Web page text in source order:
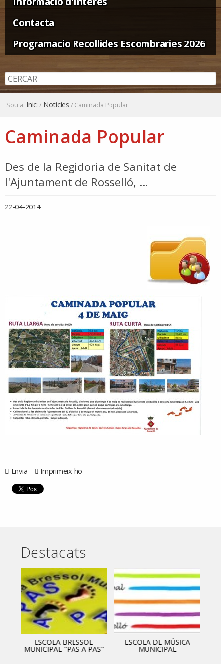
Contacta
Programacio Recollides Escombraries 2026
Sou a: Inici / Notícies / Caminada Popular
Caminada Popular
Des de la Regidoria de Sanitat de
l'Ajuntament de Rosselló, ...
22-04-2014
Envia Imprimeix-ho
Destacats
ESCOLA BRESSOL
MUNICIPAL "PAS A PAS"
ESCOLA DE MÚSICA
MUNICIPAL